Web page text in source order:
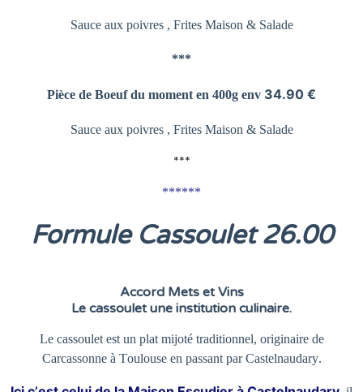
Sauce aux poivres , Frites Maison & Salade
***
Pièce de Boeuf du moment en 400g env 34.90 €
Sauce aux poivres , Frites Maison & Salade
***
******
Formule Cassoulet 26.00
Accord Mets et Vins
Le cassoulet une institution culinaire.
Le cassoulet est un plat mijoté traditionnel, originaire de
Carcassonne à Toulouse en passant par Castelnaudary.